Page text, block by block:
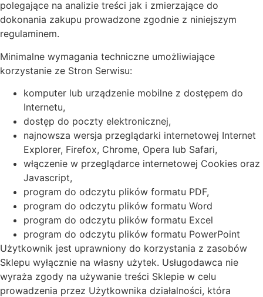
polegające na analizie treści jak i zmierzające do
dokonania zakupu prowadzone zgodnie z niniejszym
regulaminem.
Minimalne wymagania techniczne umożliwiające
korzystanie ze Stron Serwisu:
komputer lub urządzenie mobilne z dostępem do
Internetu,
dostęp do poczty elektronicznej,
najnowsza wersja przeglądarki internetowej Internet
Explorer, Firefox, Chrome, Opera lub Safari,
włączenie w przeglądarce internetowej Cookies oraz
Javascript,
program do odczytu plików formatu PDF,
program do odczytu plików formatu Word
program do odczytu plików formatu Excel
program do odczytu plików formatu PowerPoint
Użytkownik jest uprawniony do korzystania z zasobów
Sklepu wyłącznie na własny użytek. Usługodawca nie
wyraża zgody na używanie treści Sklepie w celu
prowadzenia przez Użytkownika działalności, która